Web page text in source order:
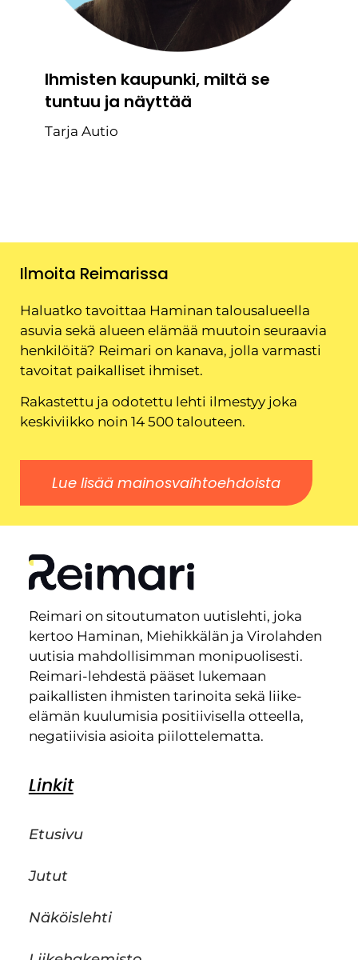
Ihmisten kaupunki, miltä se
tuntuu ja näyttää
Tarja Autio
Ilmoita Reimarissa
Haluatko tavoittaa Haminan talousalueella
asuvia sekä alueen elämää muutoin seuraavia
henkilöitä? Reimari on kanava, jolla varmasti
tavoitat paikalliset ihmiset.
Rakastettu ja odotettu lehti ilmestyy joka
keskiviikko noin 14 500 talouteen.
Lue lisää mainosvaihtoehdoista
Reimari on sitoutumaton uutislehti, joka
kertoo Haminan, Miehikkälän ja Virolahden
uutisia mahdollisimman monipuolisesti.
Reimari-lehdestä pääset lukemaan
paikallisten ihmisten tarinoita sekä liike-
elämän kuulumisia positiivisella otteella,
negatiivisia asioita piilottelematta.
Linkit
Etusivu
Jutut
Näköislehti